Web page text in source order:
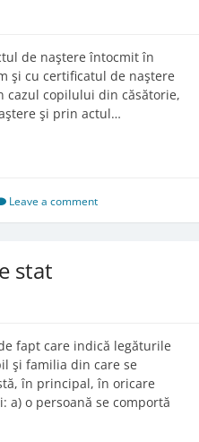
de naştere întocmit în
şi cu certificatul de naştere
cazul copilului din căsătorie,
şi prin actul…
Leave a comment
stat
fapt care indică legăturile
şi familia din care se
în principal, în oricare
o persoană se comportă